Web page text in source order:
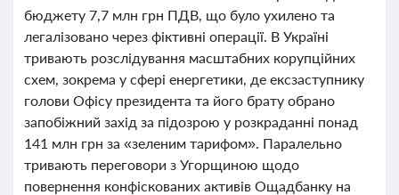
бюджету 7,7 млн грн ПДВ, що було ухилено та
легалізовано через фіктивні операції. В Україні
тривають розслідування масштабних корупційних
схем, зокрема у сфері енергетики, де ексзаступнику
голови Офісу президента та його брату обрано
запобіжний захід за підозрою у розкраданні понад
141 млн грн за «зеленим тарифом». Паралельно
тривають переговори з Угорщиною щодо
повернення конфіскованих активів Ощадбанку на